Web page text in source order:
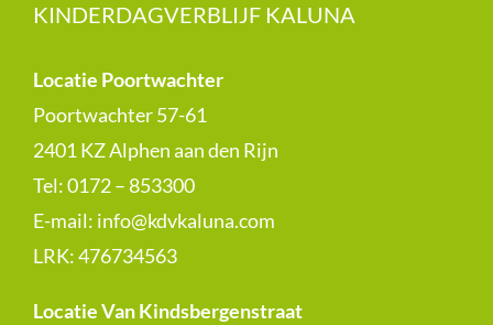
KINDERDAGVERBLIJF KALUNA
Locatie Poortwachter
Poortwachter 57-61
2401 KZ Alphen aan den Rijn
Tel: 0172 – 853300
E-mail: info@kdvkaluna.com
LRK:476734563
Locatie Van Kindsbergenstraat